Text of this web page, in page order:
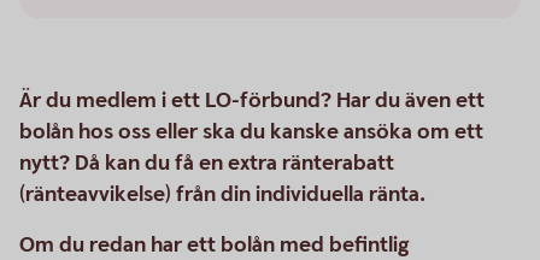
Är du medlem i ett LO-förbund? Har du även ett
bolån hos oss eller ska du kanske ansöka om ett
nytt? Då kan du få en extra ränterabatt
(ränteavvikelse) från din individuella ränta.
Om du redan har ett bolån med befintlig